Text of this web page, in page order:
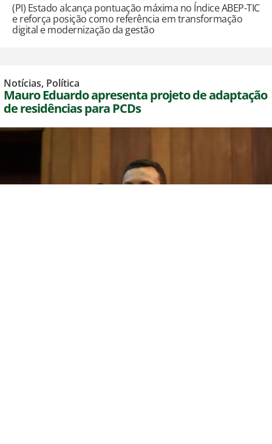
(PI) Estado alcança pontuação máxima no Índice ABEP-TIC
e reforça posição como referência em transformação
digital e modernização da gestão
Notícias, Política
Mauro Eduardo apresenta projeto de adaptação
de residências para PCDs